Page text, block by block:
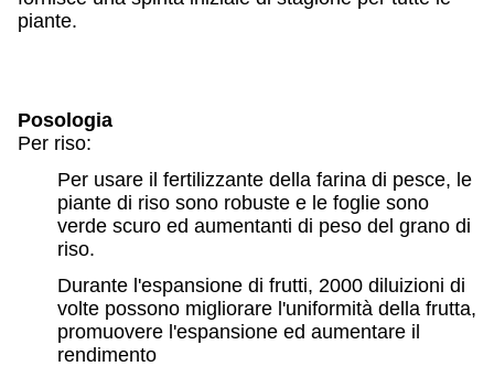
piante.
Posologia
Per riso:
Per usare il fertilizzante della farina di pesce, le
piante di riso sono robuste e le foglie sono
verde scuro ed aumentanti di peso del grano di
riso.
Durante l'espansione di frutti, 2000 diluizioni di
volte possono migliorare l'uniformità della frutta,
promuovere l'espansione ed aumentare il
rendimento